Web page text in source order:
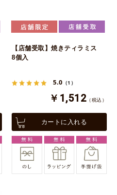
【店舗受取】焼きティラミス
8個入
5.0 （1）
￥1,512 （税込）
カートに入れる